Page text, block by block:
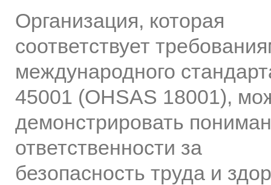
Организация, которая
соответствует
международного
45001 (OHSAS 18001),
демонстрировать
ответственности за
безопасность труда и